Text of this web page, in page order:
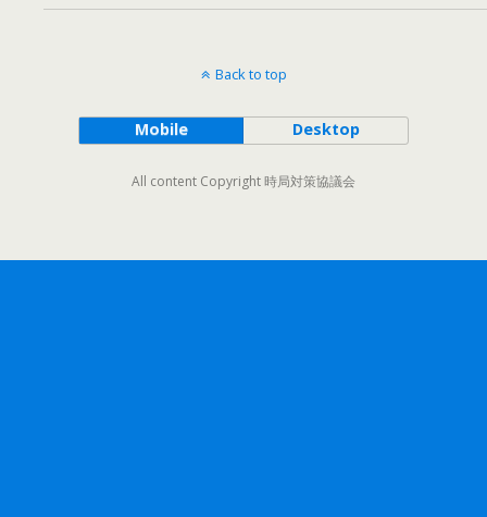
Back to top
Mobile Desktop
All content Copyright 時局対策協議会